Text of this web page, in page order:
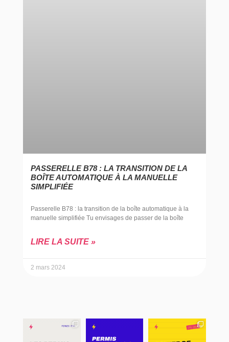
PASSERELLE B78 : LA TRANSITION DE LA
BOÎTE AUTOMATIQUE À LA MANUELLE
SIMPLIFIÉE
Passerelle B78 : la transition de la boîte automatique à la
manuelle simplifiée Tu envisages de passer de la boîte
LIRE LA SUITE »
2 mars 2024